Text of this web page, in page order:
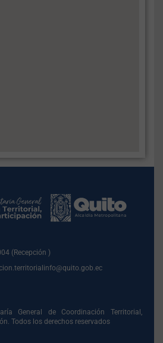
(Recepción )
General de Coordinación Territorial,
Todos los derechos reservados